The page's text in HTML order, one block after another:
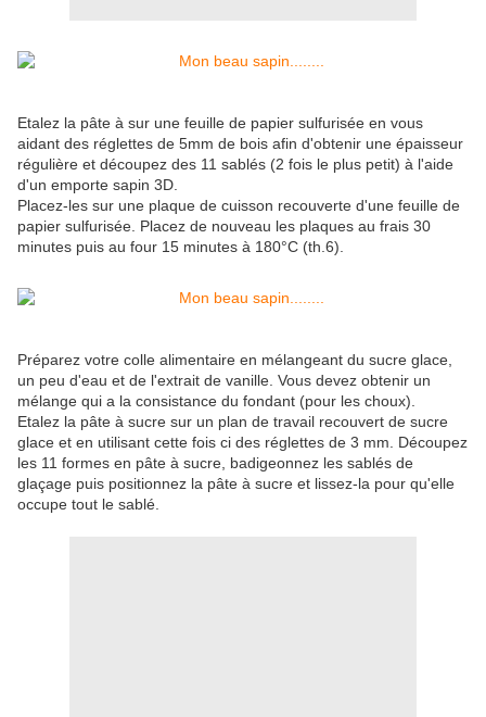
Etalez la pâte à sur une feuille de papier sulfurisée en vous
aidant des réglettes de 5mm de bois afin d'obtenir une épaisseur
régulière et découpez des 11 sablés (2 fois le plus petit) à l'aide
d'un emporte sapin 3D.
Placez-les sur une plaque de cuisson recouverte d'une feuille de
papier sulfurisée. Placez de nouveau les plaques au frais 30
minutes puis au four 15 minutes à 180°C (th.6).
Préparez votre colle alimentaire en mélangeant du sucre glace,
un peu d'eau et de l'extrait de vanille. Vous devez obtenir un
mélange qui a la consistance du fondant (pour les choux).
Etalez la pâte à sucre sur un plan de travail recouvert de sucre
glace et en utilisant cette fois ci des réglettes de 3 mm. Découpez
les 11 formes en pâte à sucre, badigeonnez les sablés de
glaçage puis positionnez la pâte à sucre et lissez-la pour qu'elle
occupe tout le sablé.